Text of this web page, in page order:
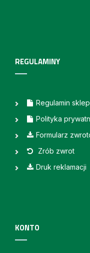
REGULAMINY
Regulamin
Polityka
Formularz
Zrób zwrot
Druk reklamacji
KONTO